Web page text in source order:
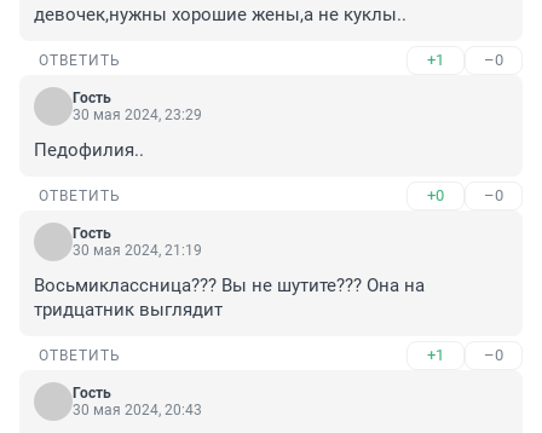
девочек,нужны хорошие жены,а не куклы..
ОТВЕТИТЬ +1 –0
Гость
30 мая 2024, 23:29
Педофилия..
ОТВЕТИТЬ +0 –0
Гость
30 мая 2024, 21:19
Восьмиклассница??? Вы не шутите??? Она на
тридцатник выглядит
ОТВЕТИТЬ +1 –0
Гость
30 мая 2024, 20:43